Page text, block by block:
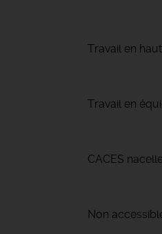
Travail en
Travail en
CACES
Non